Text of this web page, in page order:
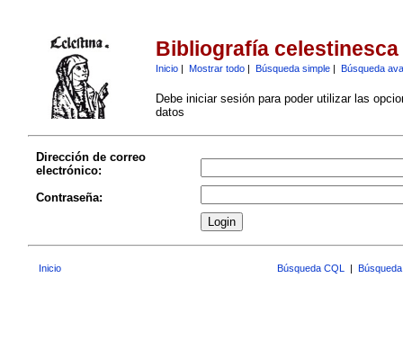
Bibliografía celestinesca
Inicio| Mostrar todo| Búsqueda simple| Búsqueda
Debe iniciar sesión para poder utilizar las
datos
Dirección de correo
electrónico:
Contraseña:
Inicio Búsqueda CQL |